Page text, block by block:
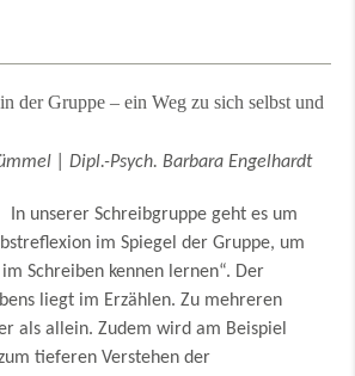
der Gruppe – ein Weg zu sich selbst und
| Dipl.-Psych. Barbara Engelhardt
In unserer Schreibgruppe geht es um
im Spiegel der Gruppe, um
Schreiben kennen lernen“. Der
liegt im Erzählen. Zu mehreren
als allein. Zudem wird am Beispiel
tieferen Verstehen der